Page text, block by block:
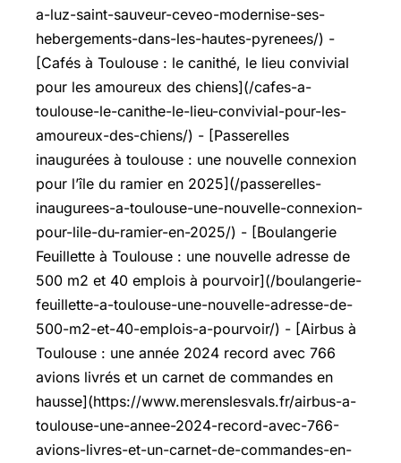
a-luz-saint-sauveur-ceveo-modernise-ses-
hebergements-dans-les-hautes-pyrenees/) -
[Cafés à Toulouse : le canithé, le lieu convivial
pour les amoureux des chiens](/cafes-a-
toulouse-le-canithe-le-lieu-convivial-pour-les-
amoureux-des-chiens/) - [Passerelles
inaugurées à toulouse : une nouvelle connexion
pour l’île du ramier en 2025](/passerelles-
inaugurees-a-toulouse-une-nouvelle-connexion-
pour-lile-du-ramier-en-2025/) - [Boulangerie
Feuillette à Toulouse : une nouvelle adresse de
500 m2 et 40 emplois à pourvoir](/boulangerie-
feuillette-a-toulouse-une-nouvelle-adresse-de-
500-m2-et-40-emplois-a-pourvoir/) - [Airbus à
Toulouse : une année 2024 record avec 766
avions livrés et un carnet de commandes en
hausse](https://www.merenslesvals.fr/airbus-a-
toulouse-une-annee-2024-record-avec-766-
avions-livres-et-un-carnet-de-commandes-en-